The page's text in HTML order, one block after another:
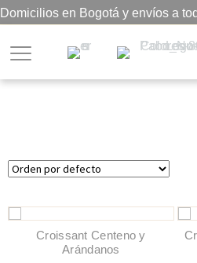
Domicilios en Bogotá y envíos a
Croissant Centeno y
Arándanos